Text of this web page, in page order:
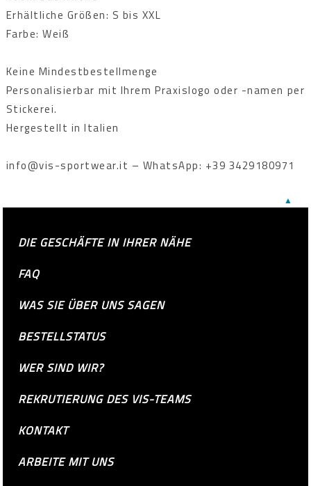
Erhältliche Größen: S bis XXL
Farbe: Weiß
Keine Mindestbestellmenge
Personalisierbar mit Ihrem Praxislogo oder -namen per
Stickerei.
Hergestellt in Italien
info@vis-sportwear.it – WhatsApp: +39 3429180971
▲
DIE GESCHÄFTE IN IHRER NÄHE
FAQ
WAS SIE ÜBER UNS SAGEN
BESTELLSTATUS
WER SIND WIR?
REKRUTIERUNG DES VIS-TEAMS
KONTAKT
ARBEITE MIT UNS